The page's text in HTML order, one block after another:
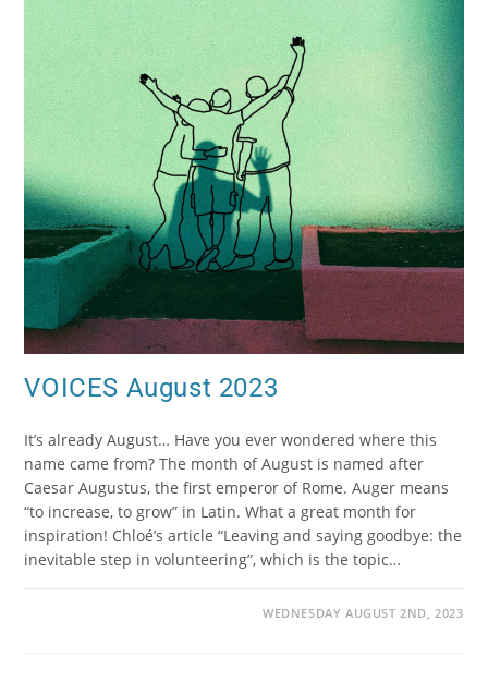
VOICES August 2023
It’s already August… Have you ever wondered where this
name came from? The month of August is named after
Caesar Augustus, the first emperor of Rome. Auger means
“to increase, to grow” in Latin. What a great month for
inspiration! Chloé’s article “Leaving and saying goodbye: the
inevitable step in volunteering”, which is the topic…
WEDNESDAY AUGUST 2ND, 2023